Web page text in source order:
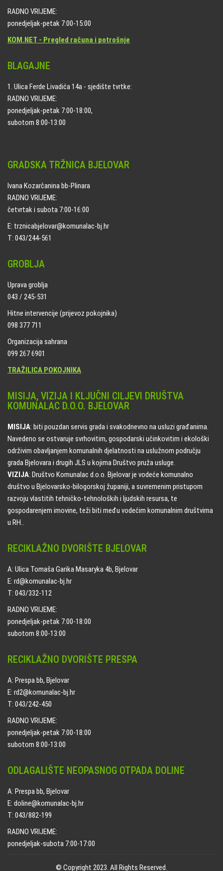
RADNO VRIJEME:
ponedjeljak-petak 7:00-15:00
KOM.NET - Pregled računa i potrošnje
BLAGAJNE
1. Ulica Ferde Livadića 14a - sjedište tvrtke:
RADNO VRIJEME:
ponedjeljak-petak 7:00-18:00,
subotom 8:00-13:00
GRADSKA TRŽNICA BJELOVAR
Ivana Kozarčanina bb-Plinara
RADNO VRIJEME:
četvrtak i subota 7:00-16:00
E: trznicabjelovar@komunalac-bj.hr
T: 043/244-561
GROBLJA
Uprava groblja
043 / 245-531
Hitne intervencije (prijevoz pokojnika)
098 377 711
Organizacija sahrana
099 267 6901
TRAŽILICA POKOJNIKA
MISIJA, VIZIJA I KLJUČNI CILJEVI DRUŠTVA
KOMUNALAC D.O.O. BJELOVAR
MISIJA: biti pouzdan servis grada i svakodnevno na usluzi građanima.
Navedeno se ostvaruje svrhovitim, gospodarski učinkovitim i ekološki
održivim obavljanjem komunalnih djelatnosti na uslužnom području
grada Bjelovara i drugih JLS u kojima Društvo pruža usluge.
VIZIJA: Društvo Komunalac d.o.o. Bjelovar je vodeće komunalno
društvo u Bjelovarsko-bilogorskoj županiji, a suvremenim pristupom
razvoju vlastitih tehničko-tehnoloških i ljudskih resursa, te
gospodarenjem imovine, teži biti među vodećim komunalnim društvima
u RH..
RECIKLAŽNO DVORIŠTE BJELOVAR
A: Ulica Tomaša Garika Masaryka 4b, Bjelovar
E: rd@komunalac-bj.hr
T: 043/332-112
RADNO VRIJEME:
ponedjeljak-petak 7:00-18:00
subotom 8:00-13:00
RECIKLAŽNO DVORIŠTE PRESPA
A: Prespa bb, Bjelovar
E: rd2@komunalac-bj.hr
T: 043/242-450
RADNO VRIJEME:
ponedjeljak-petak 7:00-18:00
subotom 8:00-13:00
ODLAGALIŠTE NEOPASNOG OTPADA DOLINE
A: Prespa bb, Bjelovar
E: doline@komunalac-bj.hr
T: 043/882-199
RADNO VRIJEME:
ponedjeljak-subota 7:00-17:00
© Copyright 2023. All Rights Reserved.